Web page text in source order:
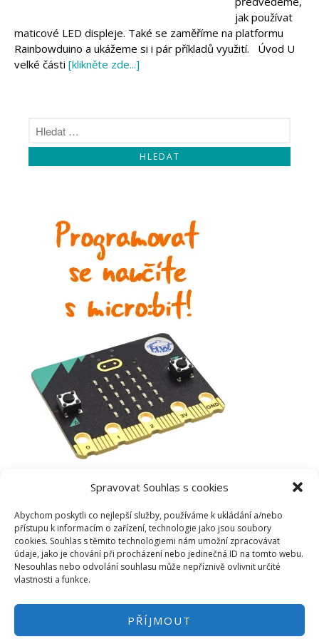
Spravovat Souhlas s cookies
Abychom poskytli co nejlepší služby, používáme k ukládání a/nebo
přístupu k informacím o zařízení, technologie jako jsou soubory
cookies. Souhlas s těmito technologiemi nám umožní zpracovávat
údaje, jako je chování při procházení nebo jedinečná ID na tomto webu.
Nesouhlas nebo odvolání souhlasu může nepříznivě ovlivnit určité
vlastnosti a funkce.
PŘÍJMOUT
Videa
Koupit
jak používat
maticové LED displeje. Také se zaměříme na platformu
Rainbowduino a ukážeme si i pár příkladů využití. Úvod U
velké části [klikněte zde...]